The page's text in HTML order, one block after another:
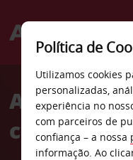
Welcome
AvisAluguer de
carros
Política de
Utilizamos cookies
personalizadas,
experiência no
com parceiros de
confiança – a nossa
informação. Ao